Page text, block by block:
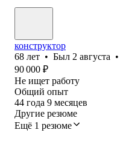
конструктор
68 лет • Был 2 августа •
90 000 ₽
Не ищет работу
Общий опыт
44 года 9 месяцев
Другие резюме
Ещё 1 резюме